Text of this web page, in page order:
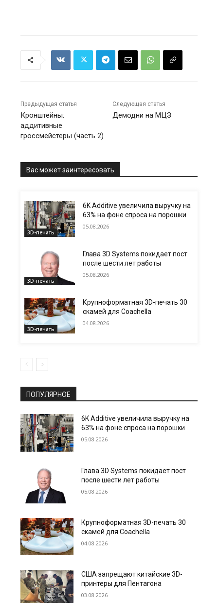
Предыдущая статья
Кронштейны:
аддитивные
гроссмейстеры (часть 2)
Следующая статья
Демодни на МЦЗ
Вас может заинтересовать
3D-печать
6K Additive увеличила выручку на
63% на фоне спроса на порошки
05.08.2026
3D-печать
Глава 3D Systems покидает пост
после шести лет работы
05.08.2026
3D-печать
Крупноформатная 3D-печать 30
скамей для Coachella
04.08.2026
ПОПУЛЯРНОЕ
6K Additive увеличила выручку на
63% на фоне спроса на порошки
05.08.2026
Глава 3D Systems покидает пост
после шести лет работы
05.08.2026
Крупноформатная 3D-печать 30
скамей для Coachella
04.08.2026
США запрещают китайские 3D-
принтеры для Пентагона
03.08.2026